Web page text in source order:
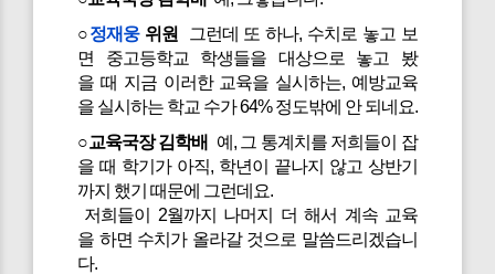
○정재웅위원
그런데 또 하나, 수치로 놓고 보
면 중고등학교 학생들을 대상으로 놓고 봤
을 때 지금 이러한 교육을 실시하는, 예방교육
을 실시하는 학교 수가 64% 정도밖에 안 되네요.
○교육국장 김학배
예, 그 통계치를 저희들이 잡
을 때 학기가 아직, 학년이 끝나지 않고 상반기
까지 했기 때문에 그런데요.
저희들이 2월까지 나머지 더 해서 계속 교육
을 하면 수치가 올라갈 것으로 말씀드리겠습니
다.